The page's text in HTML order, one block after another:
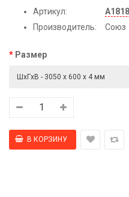
Артикул:
Производитель:
Союз
Размер